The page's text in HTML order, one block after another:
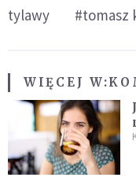
tylawy
#tomasz
WIĘCEJ W: